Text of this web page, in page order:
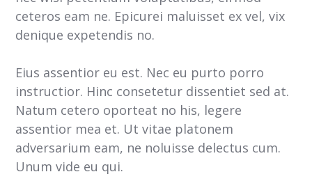
ceteros eam ne. Epicurei maluisset ex vel, vix
denique expetendis no.
Eius assentior eu est. Nec eu purto porro
instructior. Hinc consetetur dissentiet sed at.
Natum cetero oporteat no his, legere
assentior mea et. Ut vitae platonem
adversarium eam, ne noluisse delectus cum.
Unum vide eu qui.